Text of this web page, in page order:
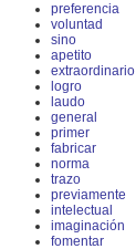
preferencia
voluntad
sino
apetito
extraordinario
logro
laudo
general
primer
fabricar
norma
trazo
previamente
intelectual
imaginación
fomentar